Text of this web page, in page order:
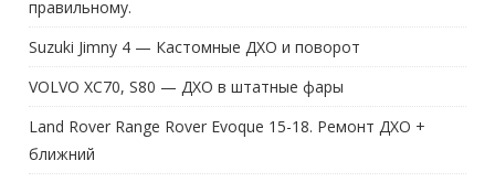
правильному.
Suzuki Jimny 4 — Кастомные ДХО и поворот
VOLVO XC70, S80 — ДХО в штатные фары
Land Rover Range Rover Evoque 15-18. Ремонт ДХО +
ближний